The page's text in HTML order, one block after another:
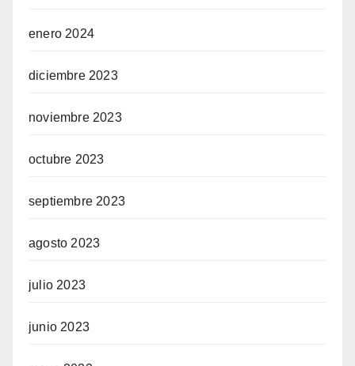
enero 2024
diciembre 2023
noviembre 2023
octubre 2023
septiembre 2023
agosto 2023
julio 2023
junio 2023